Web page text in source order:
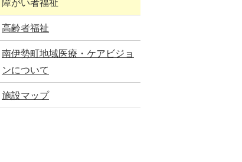
障がい者福祉
高齢者福祉
南伊勢町地域医療・ケアビジョ
ンについて
施設マップ